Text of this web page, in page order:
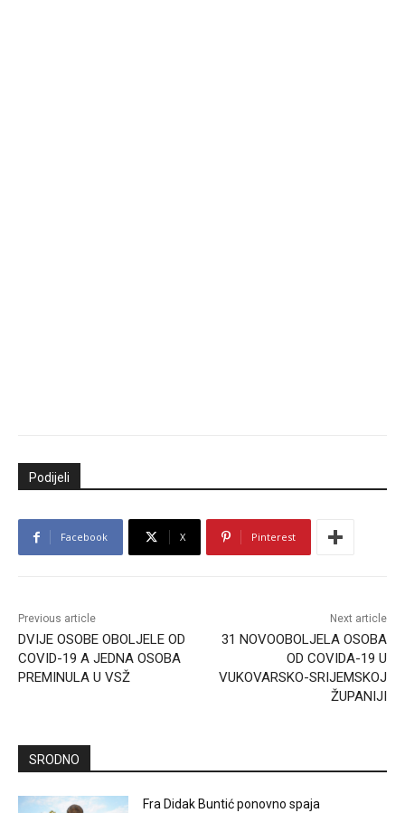
Podijeli
Facebook X Pinterest
Previous article
DVIJE OSOBE OBOLJELE OD
COVID-19 A JEDNA OSOBA
PREMINULA U VSŽ
Next article
31 NOVOOBOLJELA OSOBA
OD COVIDA-19 U
VUKOVARSKO-SRIJEMSKOJ
ŽUPANIJI
SRODNO
Fra Didak Buntić ponovno spaja